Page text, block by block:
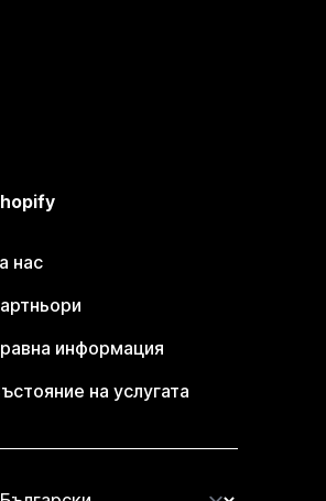
нас
информация
на услугата